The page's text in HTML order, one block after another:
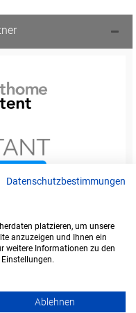
Kontakt
Datenschutzbestimmungen
platzieren, um unsere
anzuzeigen und Ihnen ein
weitere Informationen zu den
Ablehnen